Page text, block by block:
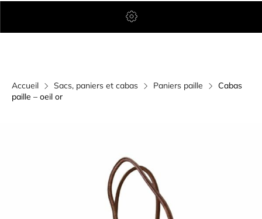
Accueil Sacs, paniers et cabas Paniers paille
Cabas
paille – oeil or